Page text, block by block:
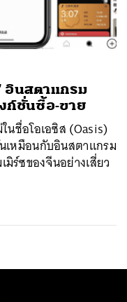
อินสตาแกรม
ก์ชั่นซื้อ-ขาย
นชื่อโอเอซิส (Oasis)
เหมือนกับอินสตาแกรม
ร์ซของจีนอย่างเสี่ยว
EMAIL